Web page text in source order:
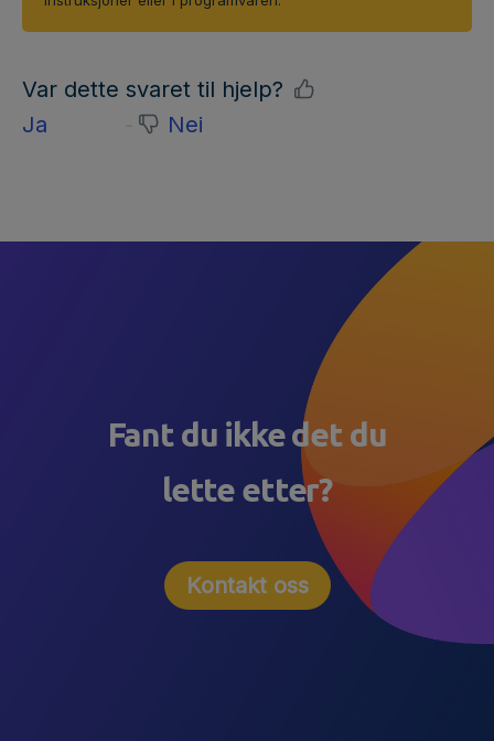
Var dette svaret til hjelp?
Ja
Nei
Fant du ikke det du
lette etter?
Kontakt oss